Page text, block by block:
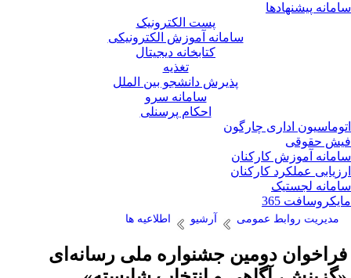
پیشنهادها
پست الکترونیک
سامانه آموزش الکترونیکی
کتابخانه دیجیتال
تغذیه
پذیرش دانشجو بین الملل
سامانه سرو
احکام پرسنلی
اداری چارگون
حقوقی
آموزش کارکنان
عملکرد کارکنان
لجستیک
365
مدیریت روابط عمومی آرشیو اطلاعیه ها
دومین جشنواره ملی رسانه‌ای